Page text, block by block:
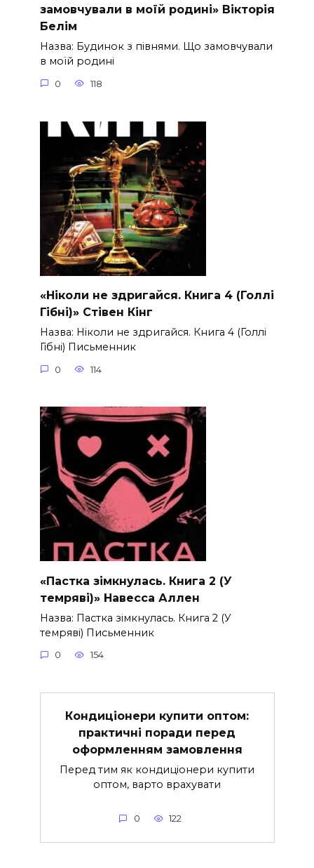
замовчували в моїй родині» Вікторія
Белім
Назва: Будинок з півнями. Що замовчували
в моїй родині
0 118
«Ніколи не здригайся. Книга 4 (Голлі
Гібні)» Стівен Кінг
Назва: Ніколи не здригайся. Книга 4 (Голлі
Гібні) Письменник
0 114
«Пастка зімкнулась. Книга 2 (У
темряві)» Навесса Аллен
Назва: Пастка зімкнулась. Книга 2 (У
темряві) Письменник
0 154
Кондиціонери купити оптом:
практичні поради перед
оформленням замовлення
Перед тим як кондиціонери купити
оптом, варто врахувати
0 122